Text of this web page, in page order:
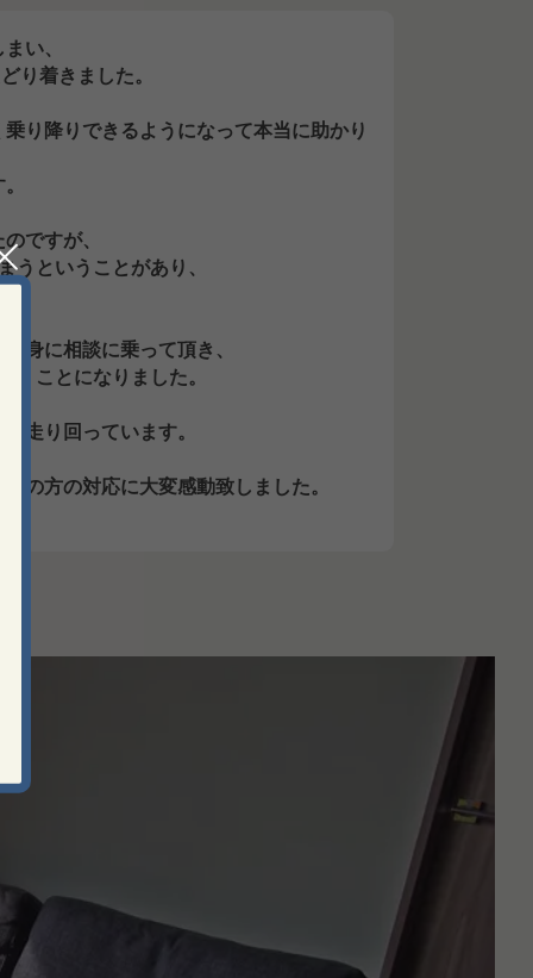
い、
り着きました。
り降りできるようになって本当に助かり
ですが、
うということがあり、
身に相談に乗って頂き、
くことになりました。
走り回っています。
の方の対応に大変感動致しました。